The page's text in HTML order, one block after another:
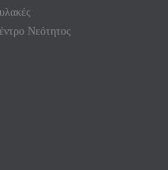
Νεότητος